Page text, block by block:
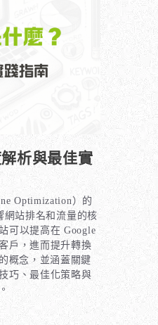
析與最佳實
Optimization）的
網站排名和流量的核
可以提高在 Google
戶，進而提升轉換
概念，並涵蓋關鍵
巧、最佳化策略與